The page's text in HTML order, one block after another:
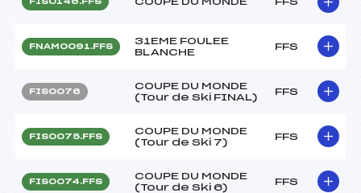
FNAM0091.FFS
31EME FOULEE
BLANCHE
FFS
FIS0076
COUPE DU MONDE
(Tour de Ski FINAL)
FFS
FIS0075.FFS
COUPE DU MONDE
(Tour de Ski 7)
FFS
FIS0074.FFS
COUPE DU MONDE
(Tour de Ski 6)
FFS